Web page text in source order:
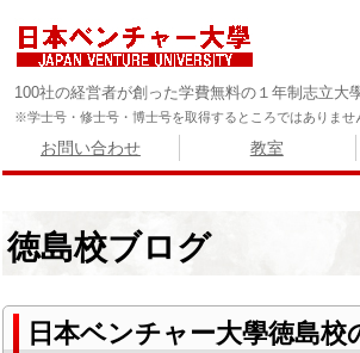
100社の経営者が創った学費無料の１年制志立大
※学士号・修士号・博士号を取得するところではありませ
お問い合わせ 教室
徳島校ブログ
日本ベンチャー大學徳島校